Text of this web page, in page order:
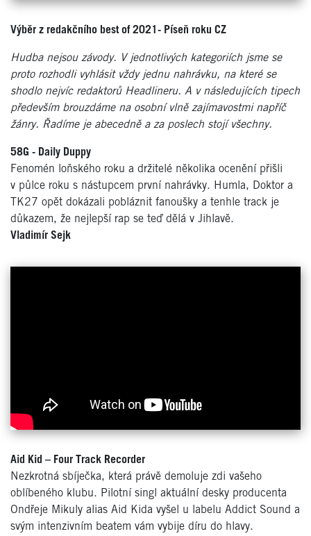
Výběr z redakčního best of 2021- Píseň roku CZ
Hudba nejsou závody. V jednotlivých kategoriích jsme se
proto rozhodli vyhlásit vždy jednu nahrávku, na které se
shodlo nejvíc redaktorů Headlineru. A v následujících tipech
především brouzdáme na osobní vlně zajímavostmi napříč
žánry. Řadíme je abecedně a za poslech stojí všechny.
58G - Daily Duppy
Fenomén loňského roku a držitelé několika ocenění přišli
v půlce roku s nástupcem první nahrávky. Humla, Doktor a
TK27 opět dokázali pobláznit fanoušky a tenhle track je
důkazem, že nejlepší rap se teď dělá v Jihlavě.
Vladimír Sejk
Aid Kid – Four Track Recorder
Nezkrotná sbíječka, která právě demoluje zdi vašeho
oblíbeného klubu. Pilotní singl aktuální desky producenta
Ondřeje Mikuly alias Aid Kida vyšel u labelu Addict Sound a
svým intenzivním beatem vám vybije díru do hlavy.